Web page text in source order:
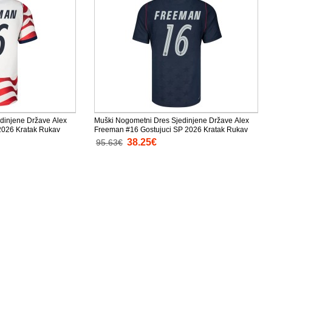
Države Alex
Kratak Rukav
Muški Nogometni Dres Sjedinjene Države Alex
Freeman #16 Gostujuci SP 2026 Kratak Rukav
95.63€ 38.25€